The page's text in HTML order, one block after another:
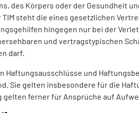
des Körpers oder der Gesundheit
steht die eines gesetzlichen
hingegen nur bei der
und vertragstypischen
darf.
Haftungsausschlüsse und
Sie gelten insbesondere für die
gelten ferner für Ansprüche auf